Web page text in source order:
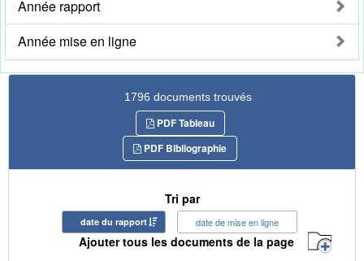
Année rapport
Année mise en ligne
1796 documents trouvés
PDF Tableau
PDF Bibliographie
Tri par
date du rapport date de mise en ligne
Ajouter tous les documents de la page